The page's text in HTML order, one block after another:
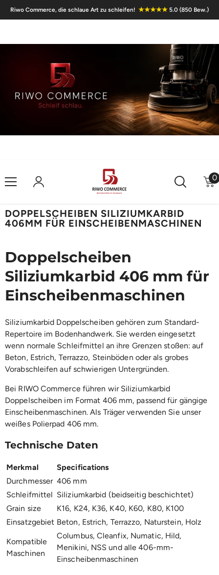
Riwo Commerce, die schlaue Art zu schleifen! ★★★★★ 5.0 (850 Bew.)
00
DOPPELSCHEIBEN SILIZIUMKARBID
406MM FÜR EINSCHEIBENMASCHINEN
Doppelscheiben
Siliziumkarbid 406 mm für
Einscheibenmaschinen
Siliziumkarbid Doppelscheiben gehören zum Standard-
Repertoire im Bodenhandwerk. Sie werden eingesetzt
wenn normale Schleifmittel an ihre Grenzen stoßen: auf
Beton, Estrich, Terrazzo, Steinböden oder als grobes
Vorabschleifen auf schwierigen Untergründen.
Bei RIWO Commerce führen wir Siliziumkarbid
Doppelscheiben im Format 406 mm, passend für gängige
Einscheibenmaschinen. Als Träger verwenden Sie unser
weißes Polierpad 406 mm.
Technische Daten
Merkmal
Specifications
Durchmesser 406 mm
Schleifmittel Siliziumkarbid (beidseitig beschichtet)
Grain size
K16, K24, K36, K40, K60, K80, K100
Einsatzgebiet Beton, Estrich, Terrazzo, Naturstein, Holz
Kompatible
Maschinen
Columbus, Cleanfix, Numatic, Hild,
Menikini, NSS und alle 406-mm-
Einscheibenmaschinen